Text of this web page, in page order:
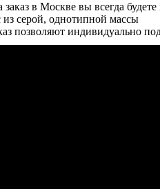
в Москве вы всегда
из серой, однотипной массы
позволяют индивидуально